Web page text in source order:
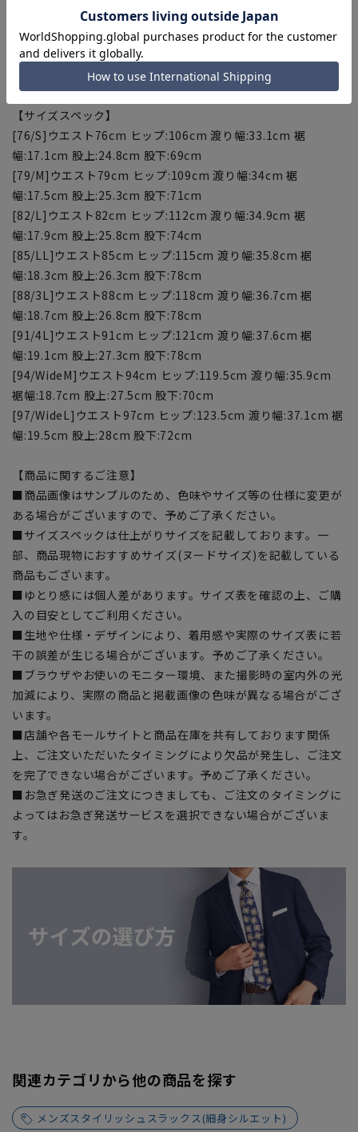
[88/3L]ウエスト:88～91cm
[91/4L]ウエスト:91～94cm
[94/WideM]ウエスト:94～97cm
[97/WideL]ウエスト:97～100cm
【サイズスペック】
[76/S]ウエスト76cm ヒップ:106cm 渡り幅:33.1cm 裾
幅:17.1cm 股上:24.8cm 股下:69cm
[79/M]ウエスト79cm ヒップ:109cm 渡り幅:34cm 裾
幅:17.5cm 股上:25.3cm 股下:71cm
[82/L]ウエスト82cm ヒップ:112cm 渡り幅:34.9cm 裾
幅:17.9cm 股上:25.8cm 股下:74cm
[85/LL]ウエスト85cm ヒップ:115cm 渡り幅:35.8cm 裾
幅:18.3cm 股上:26.3cm 股下:78cm
[88/3L]ウエスト88cm ヒップ:118cm 渡り幅:36.7cm 裾
幅:18.7cm 股上:26.8cm 股下:78cm
[91/4L]ウエスト91cm ヒップ:121cm 渡り幅:37.6cm 裾
幅:19.1cm 股上:27.3cm 股下:78cm
[94/WideM]ウエスト94cm ヒップ:119.5cm 渡り幅:35.9cm
裾幅:18.7cm 股上:27.5cm 股下:70cm
[97/WideL]ウエスト97cm ヒップ:123.5cm 渡り幅:37.1cm 裾
幅:19.5cm 股上:28cm 股下:72cm
【商品に関するご注意】
■商品画像はサンプルのため、色味やサイズ等の仕様に変更が
ある場合がございますので、予めご了承ください。
■サイズスペックは仕上がりサイズを記載しております。一
部、商品現物におすすめサイズ(ヌードサイズ)を記載している
商品もございます。
■ゆとり感には個人差があります。サイズ表を確認の上、ご購
入の目安としてご利用ください。
■生地や仕様・デザインにより、着用感や実際のサイズ表に若
干の誤差が生じる場合がございます。予めご了承ください。
■ブラウザやお使いのモニター環境、また撮影時の室内外の光
加減により、実際の商品と掲載画像の色味が異なる場合がござ
います。
■店舗や各モールサイトと商品在庫を共有しております関係
上、ご注文いただいたタイミングにより欠品が発生し、ご注文
を完了できない場合がございます。予めご了承ください。
■お急ぎ発送のご注文につきましても、ご注文のタイミングに
よってはお急ぎ発送サービスを選択できない場合がございま
す。
関連カテゴリから他の商品を探す
メンズスタイリッシュスラックス(細身シルエット)